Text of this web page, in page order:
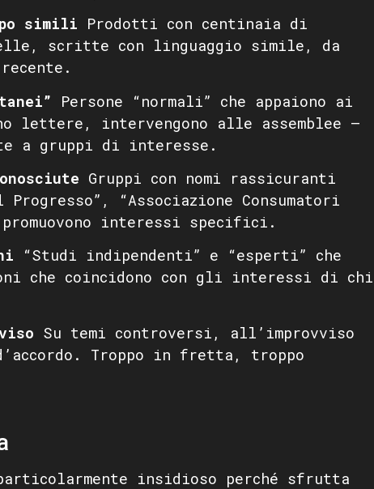
simili Prodotti con centinaia di
scritte con linguaggio simile, da
Persone “normali” che appaiono ai
lettere, intervengono alle assemblee —
a gruppi di interesse.
Gruppi con nomi rassicuranti
“Associazione Consumatori
promuovono interessi specifici.
“Studi indipendenti” e “esperti” che
che coincidono con gli interessi di chi
Su temi controversi, all’improvviso
Troppo in fretta, troppo
insidioso perché sfrutta